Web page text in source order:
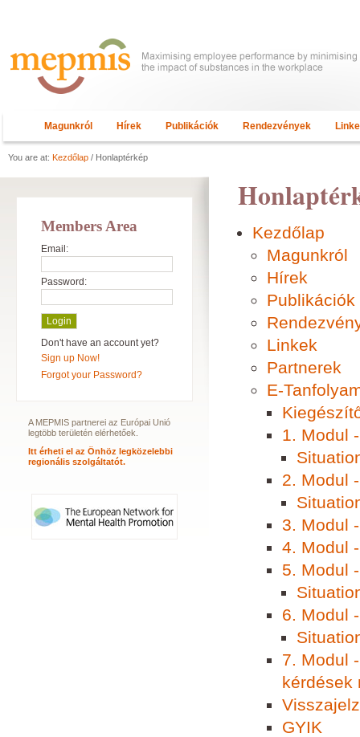
Magunkról Hírek Publikációk Rendezvények
You are at: Kezdőlap / Honlaptérkép
Kezdőlap
Magunkról
Hírek
Publikációk
Linkek
Partnerek
E-
1. Modul
2. Modul
3. Modul
4. Modul
5. Modul
6. Modul
7. Modul
kérdések
GYIK
Members Area
Email:
Password:
Don't have an account yet?
Sign up Now!
Forgot your Password?
A MEPMIS partnerei az Európai Unió
legtöbb területén elérhetőek.
Itt érheti el az Önhöz legközelebbi
regionális szolgáltatót.